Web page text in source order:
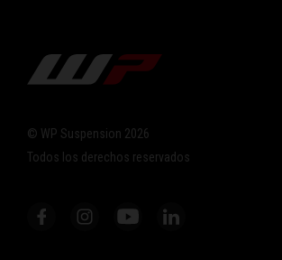
© WP Suspension 2026
Todos los derechos reservados